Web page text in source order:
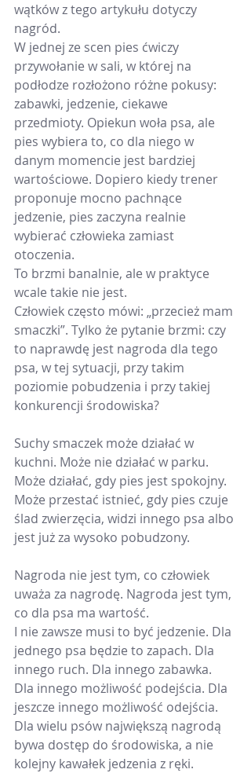
wątków z tego artykułu dotyczy
nagród.
W jednej ze scen pies ćwiczy
przywołanie w sali, w której na
podłodze rozłożono różne pokusy:
zabawki, jedzenie, ciekawe
przedmioty. Opiekun woła psa, ale
pies wybiera to, co dla niego w
danym momencie jest bardziej
wartościowe. Dopiero kiedy trener
proponuje mocno pachnące
jedzenie, pies zaczyna realnie
wybierać człowieka zamiast
otoczenia.
To brzmi banalnie, ale w praktyce
wcale takie nie jest.
Człowiek często mówi: „przecież mam
smaczki”. Tylko że pytanie brzmi: czy
to naprawdę jest nagroda dla tego
psa, w tej sytuacji, przy takim
poziomie pobudzenia i przy takiej
konkurencji środowiska?
Suchy smaczek może działać w
kuchni. Może nie działać w parku.
Może działać, gdy pies jest spokojny.
Może przestać istnieć, gdy pies czuje
ślad zwierzęcia, widzi innego psa albo
jest już za wysoko pobudzony.
Nagroda nie jest tym, co człowiek
uważa za nagrodę. Nagroda jest tym,
co dla psa ma wartość.
I nie zawsze musi to być jedzenie. Dla
jednego psa będzie to zapach. Dla
innego ruch. Dla innego zabawka.
Dla innego możliwość podejścia. Dla
jeszcze innego możliwość odejścia.
Dla wielu psów największą nagrodą
bywa dostęp do środowiska, a nie
kolejny kawałek jedzenia z ręki.